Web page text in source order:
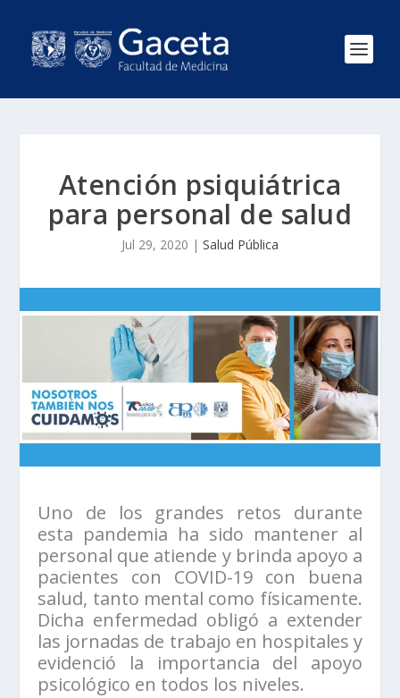
Atención psiquiátrica
para personal de salud
Jul 29, 2020 | Salud Pública
Uno de los grandes retos durante
esta pandemia ha sido mantener al
personal que atiende y brinda apoyo a
pacientes con COVID-19 con buena
salud, tanto mental como físicamente.
Dicha enfermedad obligó a extender
las jornadas de trabajo en hospitales y
evidenció la importancia del apoyo
psicológico en todos los niveles.